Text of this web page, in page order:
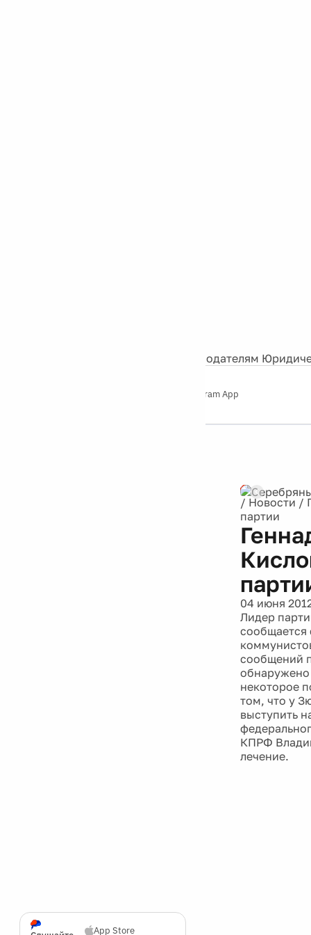
Рекламодателям
Telegram App
App Store
/ Новости /
партии
04 июня
Лидер
сообщается
сообщений
обнаружено
некоторое
том, что у
выступить
КПРФ
лечение.